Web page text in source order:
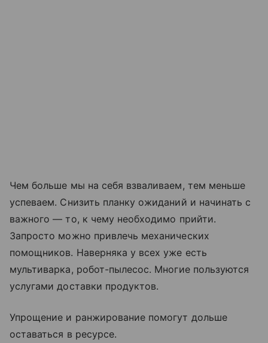
Чем больше мы на себя взваливаем, тем меньше
успеваем. Снизить планку ожиданий и начинать с
важного — то, к чему необходимо прийти.
Запросто можно привлечь механических
помощников. Наверняка у всех уже есть
мультиварка, робот-пылесос. Многие пользуются
услугами доставки продуктов.
Упрощение и ранжирование помогут дольше
оставаться в ресурсе.